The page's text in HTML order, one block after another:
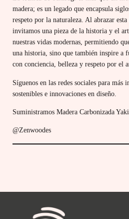
madera; es un legado que encapsula
respeto por la naturaleza. Al abrazar
invitamos una pieza de la historia y el
nuestras vidas modernas, permitiendo
una historia, sino que también inspire a
con conciencia, belleza y respeto por el
Síguenos en las redes sociales para más
sostenibles e innovaciones en diseño.
Suministramos Madera Carbonizada
@Zenwoodes